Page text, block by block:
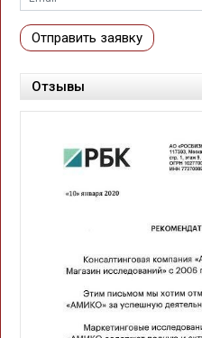
Отправить заявку
Отзывы